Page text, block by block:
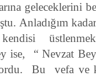
geleceklerini
Anladığım
ise, “ Nevzat
Bu vefa ve